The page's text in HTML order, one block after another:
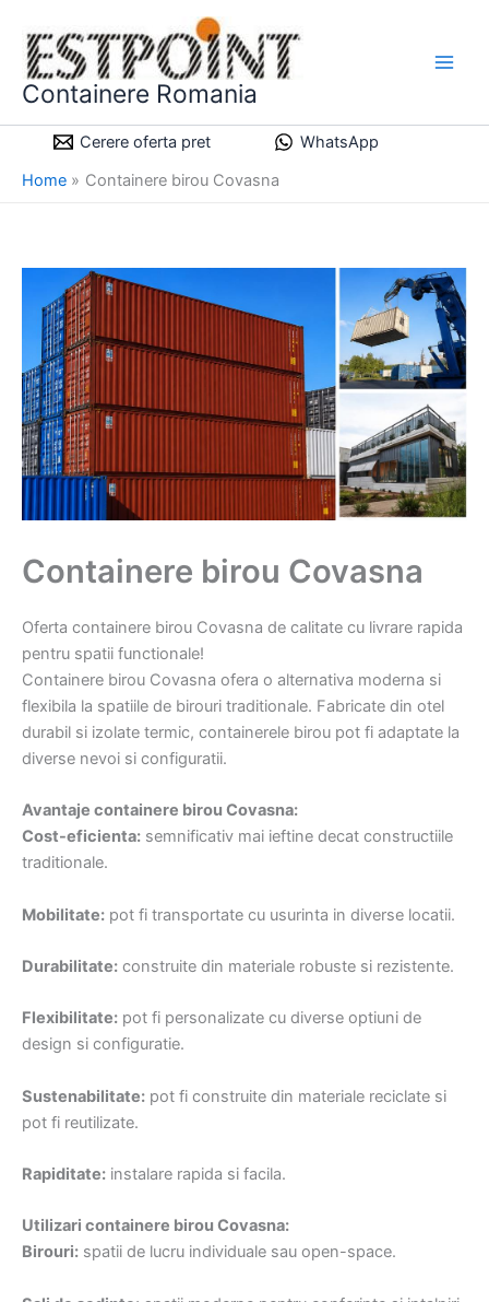
content
Containere Romania
Cerere oferta pret
WhatsApp
Home
Containere birou Covasna
Containere birou Covasna
Oferta containere birou Covasna de calitate cu livrare rapida
pentru spatii functionale!
Containere birou Covasna ofera o alternativa moderna si
flexibila la spatiile de birouri traditionale. Fabricate din otel
durabil si izolate termic, containerele birou pot fi adaptate la
diverse nevoi si configuratii.
Avantaje containere birou Covasna:
Cost-eficienta: semnificativ mai ieftine decat constructiile
traditionale.
Mobilitate: pot fi transportate cu usurinta in diverse locatii.
Durabilitate: construite din materiale robuste si rezistente.
Flexibilitate: pot fi personalizate cu diverse optiuni de
design si configuratie.
Sustenabilitate: pot fi construite din materiale reciclate si
pot fi reutilizate.
Rapiditate: instalare rapida si facila.
Utilizari containere birou Covasna:
Birouri: spatii de lucru individuale sau open-space.